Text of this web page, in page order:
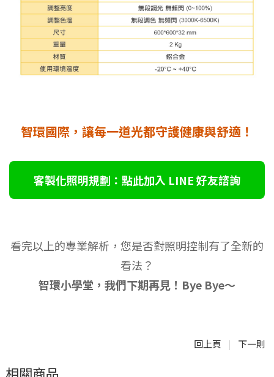
智環國際，讓每一道光都守護健康與舒適！
客製化照明規劃：點此加入 LINE 好友諮詢
看完以上的專業解析，您是否對照明控制有了全新的
看法？
智環小學堂，我們下期再見！Bye Bye～
回上頁 | 下一則
相關商品